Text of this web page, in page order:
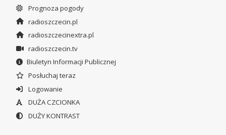
Prognoza pogody
radioszczecin.pl
radioszczecinextra.pl
radioszczecin.tv
Biuletyn Informacji Publicznej
Posłuchaj teraz
Logowanie
DUŻA CZCIONKA
DUŻY KONTRAST